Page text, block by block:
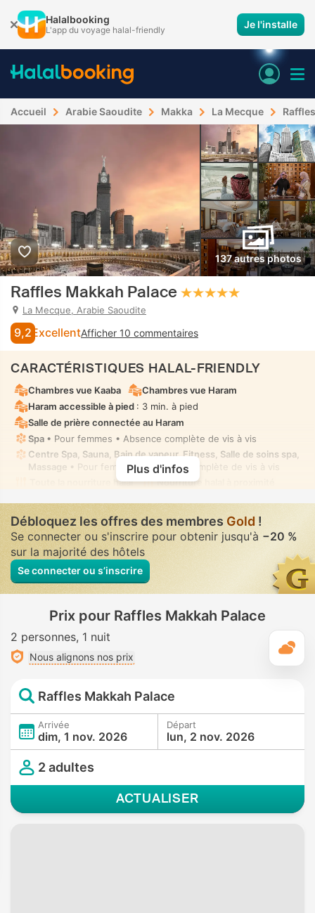
Halalbooking
L'app du voyage halal-friendly Je l'installe
Accueil Arabie Saoudite Makka La Mecque
137 autres photos
Raffles Makkah Palace
La Mecque, Arabie Saoudite
9,2 ExcellentAfficher 10 commentaires
CARACTÉRISTIQUES HALAL-FRIENDLY
Chambres vue Kaaba
Chambres vue Haram
Haram accessible à pied : 3 min. à pied
Salle de prière connectée au Haram
Spa • Pour femmes • Absence complète de vis à vis
Centre Spa, Sauna, Bain de vapeur, Fitness, Salle de soins spa,
Massage • Pour femmes • Absence complète de vis à vis
Toute la nourriture halal
Nourriture halal à proximité
Douchette bidet manuel
• Dans toutes chambres
Plus d'infos
Débloquez les offres des membres Gold !
Se connecter ou s'inscrire pour obtenir jusqu'à −20 %
sur la majorité des hôtels
Se connecter ou s’inscrire
Prix pour Raffles Makkah Palace
2 personnes 1 nuit
Nous alignons nos prix
Raffles Makkah Palace
Arrivée
dim, 1 nov. 2026
Départ
lun, 2 nov. 2026
2 adultes
ACTUALISER